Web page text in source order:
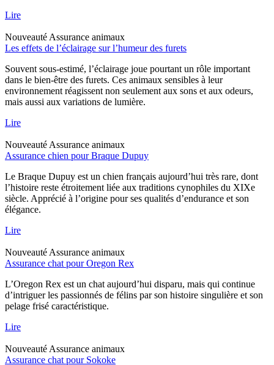
Lire
Nouveauté Assurance animaux
Les effets de l’éclairage sur l’humeur des furets
Souvent sous-estimé, l’éclairage joue pourtant un rôle important
dans le bien-être des furets. Ces animaux sensibles à leur
environnement réagissent non seulement aux sons et aux odeurs,
mais aussi aux variations de lumière.
Lire
Nouveauté Assurance animaux
Assurance chien pour Braque Dupuy
Le Braque Dupuy est un chien français aujourd’hui très rare, dont
l’histoire reste étroitement liée aux traditions cynophiles du XIXe
siècle. Apprécié à l’origine pour ses qualités d’endurance et son
élégance.
Lire
Nouveauté Assurance animaux
Assurance chat pour Oregon Rex
L’Oregon Rex est un chat aujourd’hui disparu, mais qui continue
d’intriguer les passionnés de félins par son histoire singulière et son
pelage frisé caractéristique.
Lire
Nouveauté Assurance animaux
Assurance chat pour Sokoke